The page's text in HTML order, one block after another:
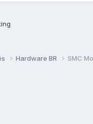
Hardware BR SMC